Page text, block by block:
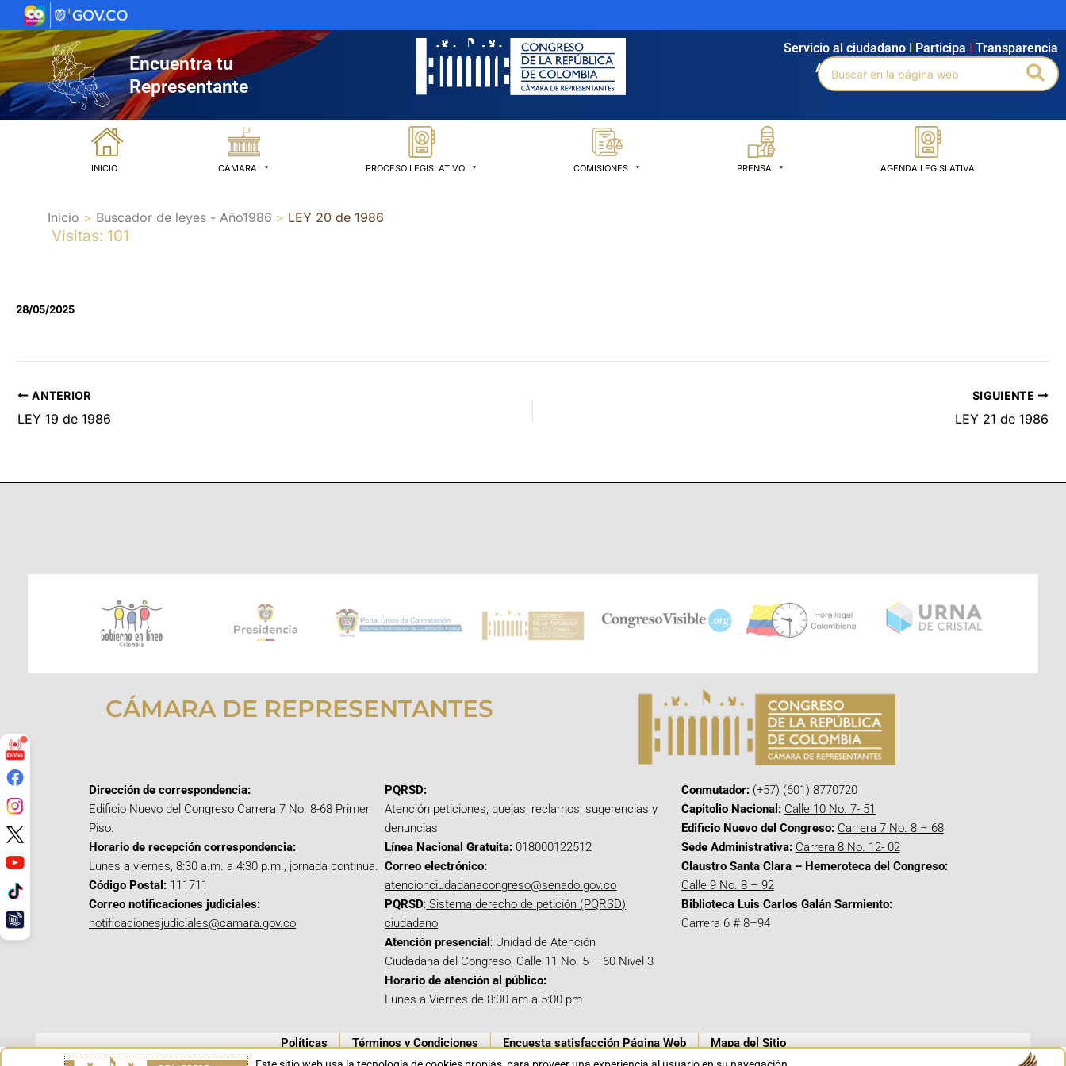
al
contenido
Encuentra tu
Representante
Agendamiento Intranet Búsqueda avanzada
Servicio al ciudadano Participa Transparencia
Buscar
por:
INICIO CÁMARA PROCESO LEGISLATIVO COMISIONES PRENSA AGENDA LEGISLATIVA
Inicio Buscador de leyes - Año1986 LEY 20 de 1986
Visitas: 101
28/05/2025
ANTERIOR
LEY 19 de 1986
SIGUIENTE
LEY 21 de 1986
CÁMARA DE REPRESENTANTES
Dirección de correspondencia:
Edificio Nuevo del Congreso Carrera 7 No. 8-68 Primer
Piso.
Horario de recepción correspondencia:
Lunes a viernes, 8:30 a.m. a 4:30 p.m., jornada continua.
Código Postal: 111711
Correo notificaciones judiciales:
notificacionesjudiciales@camara.gov.co
PQRSD:
Atención peticiones, quejas, reclamos, sugerencias y
denuncias
Línea Nacional Gratuita: 018000122512
Correo electrónico:
atencionciudadanacongreso@senado.gov.co
PQRSD: Sistema derecho de petición (PQRSD)
ciudadano
Atención presencial : Unidad de Atención
Ciudadana del Congreso, Calle 11 No. 5 – 60 Nivel 3
Horario de atención al público:
Lunes a Viernes de 8:00 am a 5:00 pm
Conmutador:(+57) (601) 8770720
Capitolio Nacional: Calle 10 No. 7- 51
Edificio Nuevo del Congreso: Carrera 7 No. 8 – 68
Sede Administrativa: Carrera 8 No. 12- 02
Claustro Santa Clara – Hemeroteca del Congreso:
Calle 9 No. 8 – 92
Biblioteca Luis Carlos Galán Sarmiento:
Carrera 6 # 8–94
Políticas Términos y Condiciones Encuesta satisfacción Página Web Mapa del Sitio